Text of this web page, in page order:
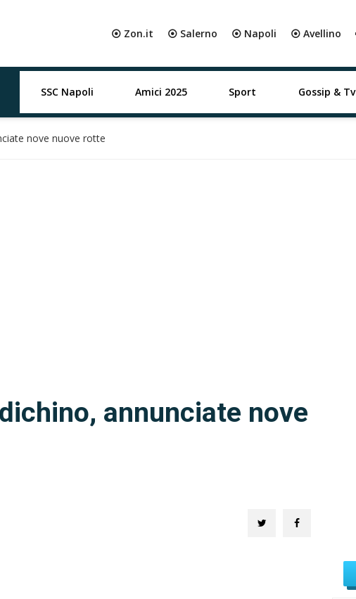
⦿ Zon.it ⦿ Salerno ⦿ Napoli ⦿ Avellino
SSC Napoli Amici 2025 Sport Gossip & Tv
nove nuove rotte
annunciate nove